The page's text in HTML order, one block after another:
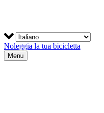
Noleggia la tua bicicletta
Menu